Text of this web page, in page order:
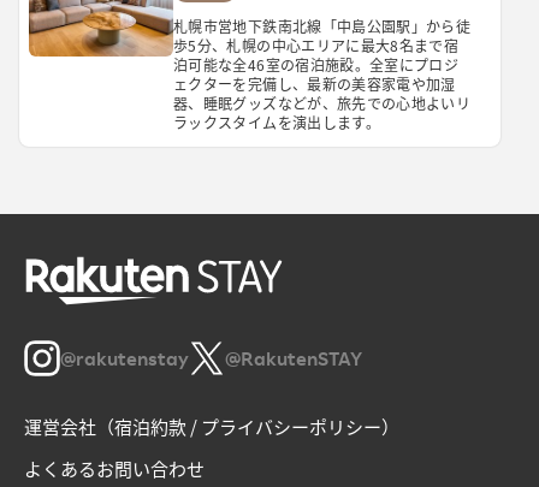
札幌市営地下鉄南北線「中島公園駅」から徒
歩5分、札幌の中心エリアに最大8名まで宿
泊可能な全46室の宿泊施設。全室にプロジ
ェクターを完備し、最新の美容家電や加湿
器、睡眠グッズなどが、旅先での心地よいリ
ラックスタイムを演出します。
@rakutenstay @RakutenSTAY
運営会社（宿泊約款 / プライバシーポリシー）
よくあるお問い合わせ